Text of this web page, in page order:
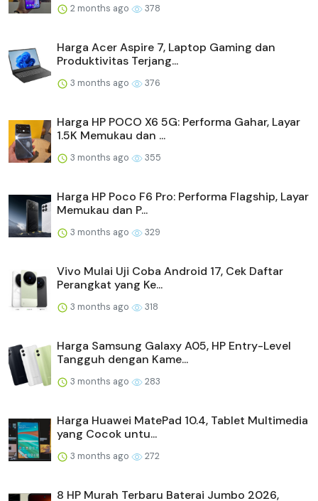
2 months ago 378
Harga Acer Aspire 7, Laptop Gaming dan
Produktivitas Terjang...
3 months ago 376
Harga HP POCO X6 5G: Performa Gahar, Layar
1.5K Memukau dan ...
3 months ago 355
Harga HP Poco F6 Pro: Performa Flagship, Layar
Memukau dan P...
3 months ago 329
Vivo Mulai Uji Coba Android 17, Cek Daftar
Perangkat yang Ke...
3 months ago 318
Harga Samsung Galaxy A05, HP Entry-Level
Tangguh dengan Kame...
3 months ago 283
Harga Huawei MatePad 10.4, Tablet Multimedia
yang Cocok untu...
3 months ago 272
8 HP Murah Terbaru Baterai Jumbo 2026,